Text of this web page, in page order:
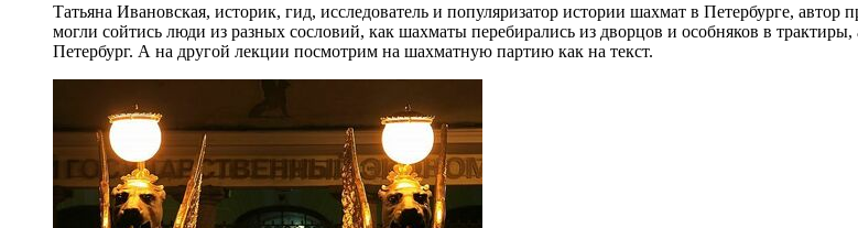
Татьяна Ивановская, историк, гид, исследователь и популяризатор истории шахмат в Петербурге,
могли сойтись люди из разных сословий, как шахматы перебирались из дворцов и особняков в
Петербург. А на другой лекции посмотрим на шахматную партию как на текст.